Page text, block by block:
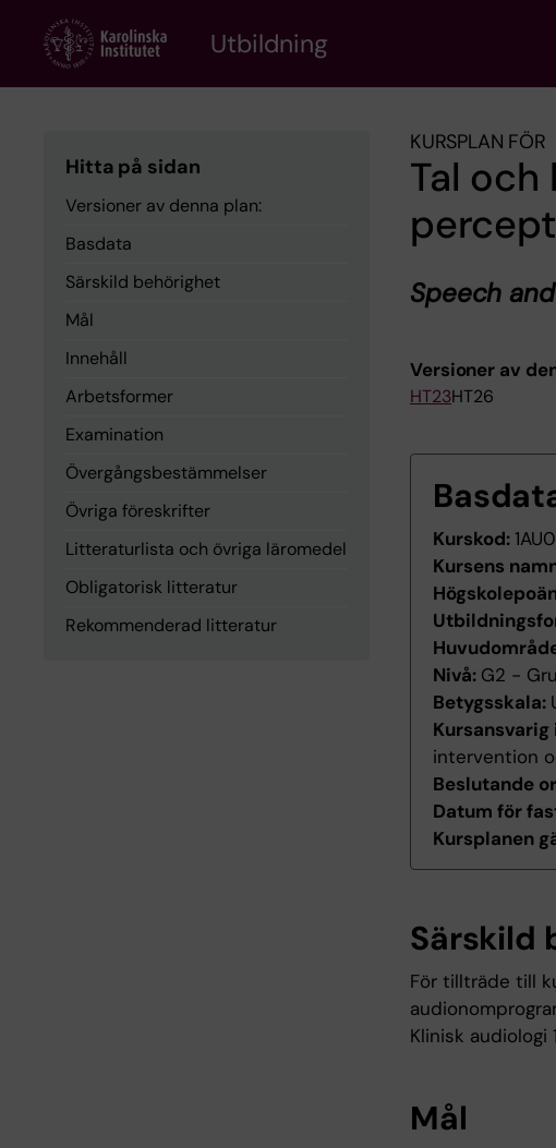
content
Utbildning
Hitta på sidan
Versioner av denna plan:
Basdata
Särskild behörighet
Mål
Innehåll
Arbetsformer
Examination
Övergångsbestämmelser
Övriga föreskrifter
Litteraturlista och övriga läromedel
Obligatorisk litteratur
Rekommenderad litteratur
KURSPLAN FÖR
Tal
Speech
Versioner av
HT23HT26
Kurskod:
Kursens
Nivå: G2 -
Betygsskala:
intervention
Beslutande
Datum för
Kursplanen
Särskild
För tillträde till
Klinisk audiologi
Mål